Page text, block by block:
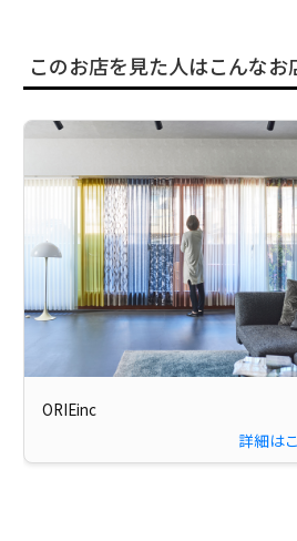
このお店を見た人はこんなお
ORIEinc
詳細は